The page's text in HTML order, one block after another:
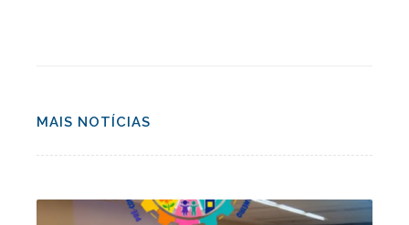
MAIS NOTÍCIAS